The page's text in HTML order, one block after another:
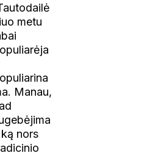
metu
Manau,
nors